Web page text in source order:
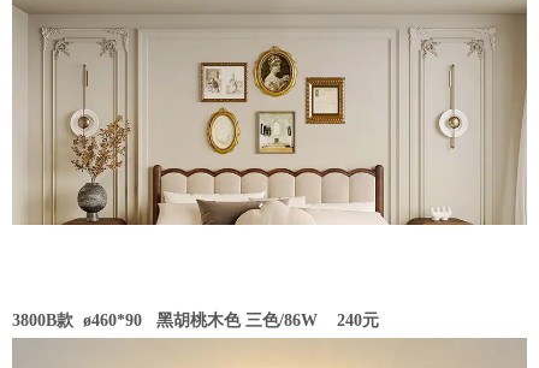
3800B款 ø460*90 黑胡桃木色 三色/86W 240元